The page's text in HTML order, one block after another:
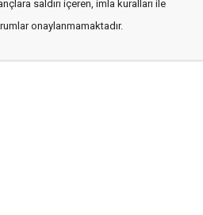
saldırı içeren, imla kuralları ile
onaylanmamaktadır.